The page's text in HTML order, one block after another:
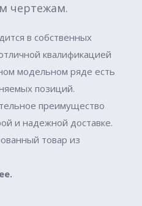
чертежам.
в собственных
квалификацией
модельном ряде есть
позиций.
преимущество
и надежной доставке.
товар из